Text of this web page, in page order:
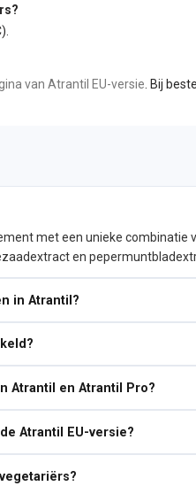
van Atrantil EU-versie . Bij
met een unieke
en
in Atrantil?
Atrantil en Atrantil Pro?
Atrantil EU-versie?